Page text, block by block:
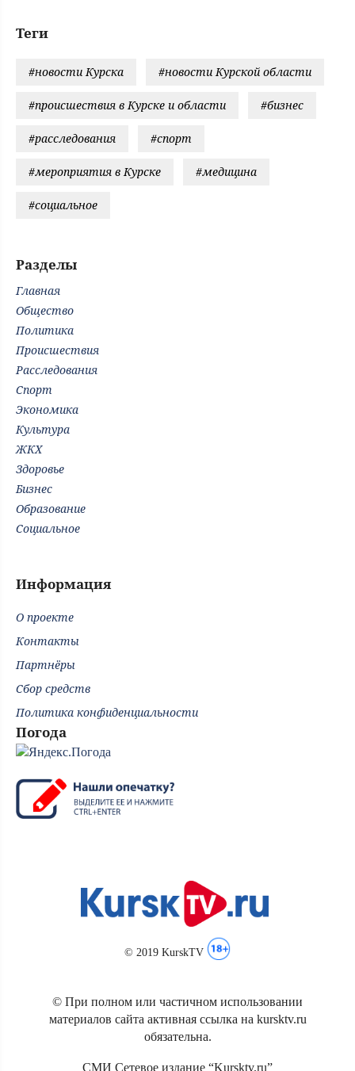
Теги
#новости Курска #новости Курской области
#происшествия в Курске и области #бизнес
#расследования #спорт
#мероприятия в Курске #медицина
#социальное
Разделы
Главная
Общество
Политика
Происшествия
Расследования
Спорт
Экономика
Культура
ЖКХ
Здоровье
Бизнес
Образование
Социальное
Информация
О проекте
Контакты
Партнёры
Сбор средств
Политика конфиденциальности
Погода
© 2019 KurskTV
© При полном или частичном использовании
материалов сайта активная ссылка на kursktv.ru
обязательна.
СМИ Сетевое издание “Kursktv.ru”